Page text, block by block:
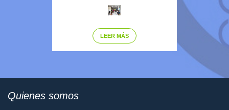
LEER MÁS
Quienes somos